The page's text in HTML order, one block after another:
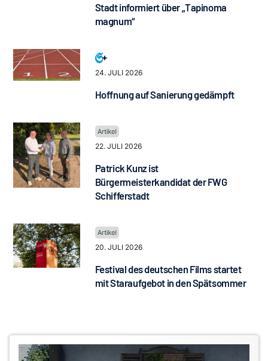
Stadt informiert über „Tapinoma
magnum“
24. JULI 2026
Hoffnung auf Sanierung gedämpft
22. JULI 2026
Patrick Kunz ist
Bürgermeisterkandidat der FWG
Schifferstadt
20. JULI 2026
Festival des deutschen Films startet
mit Staraufgebot in den Spätsommer